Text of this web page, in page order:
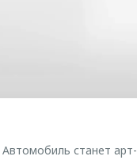
станет арт-